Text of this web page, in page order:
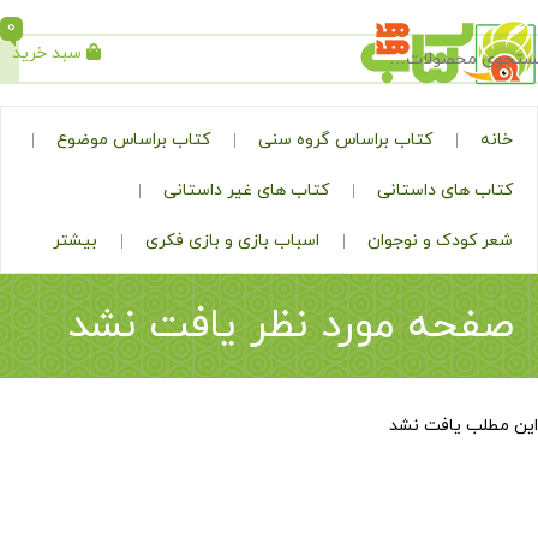
جستجو سبد خرید
0
کتاب براساس گروه سنی کتاب براساس موضوع
داستانی کتاب های غیر داستانی
و نوجوان اسباب بازی و بازی فکری بیشتر
مورد نظر یافت نشد
نشد